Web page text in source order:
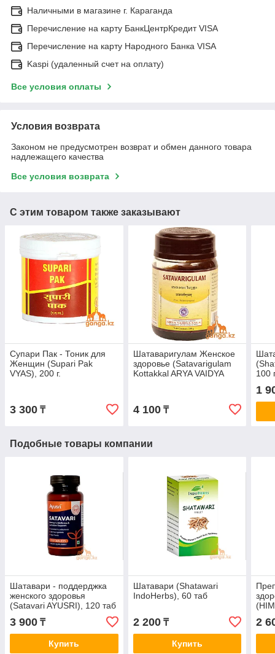
Наличными в магазине г. Караганда
Перечисление на карту БанкЦентрКредит VISA
Перечисление на карту Народного Банка VISA
Kaspi (удаленный счет на оплату)
Все условия оплаты
Условия возврата
Законом не предусмотрен возврат и обмен данного товара
надлежащего качества
Все условия возврата
С этим товаром также заказывают
Супари Пак - Тоник для
Женщин (Supari Pak
VYAS), 200 г.
3 300 ₸
Шатаваригулам Женское
здоровье (Satavarigulam
Kottakkal ARYA VAIDYA
4 100₸
100
1
Подобные товары компании
Шатавари - поддерджка
женского здоровья
(Satavari AYUSRI), 120 таб
3 900 ₸
Купить
Шатавари (Shatawari
IndoHerbs), 60 таб
2 200₸
Купить
2